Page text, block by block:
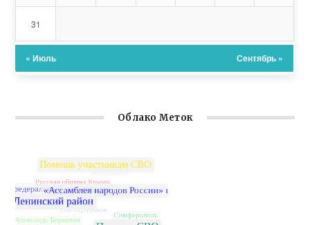
31
« Июль Сентябрь »
Облако Меток